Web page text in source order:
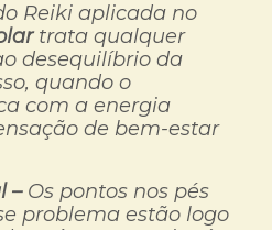
Reiki aplicada no
trata qualquer
desequilíbrio da
quando o
com a energia
de bem-estar
–Os pontos nos pés
problema estão logo